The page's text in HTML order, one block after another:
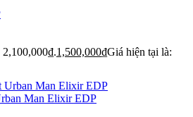
1,500,000₫Giá hiện tại là:
Man Elixir EDP